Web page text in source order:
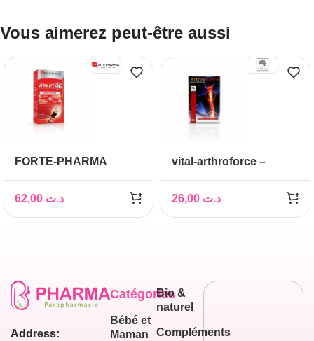
Vous aimerez peut-être aussi
FORTE-PHARMA
DYNAMISANT
د.ت
vital-arthroforce –
Harpagophytum
Articulations
د.ت
Address:
Catégories
Bébé et
Maman
Bio &
naturel
Compléments